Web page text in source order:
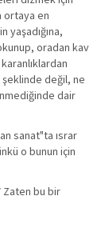
ortaya en
oradan kav
şeklinde değil, ne
dair
sanat"ta ısrar
o bunun için
Zaten bu bir